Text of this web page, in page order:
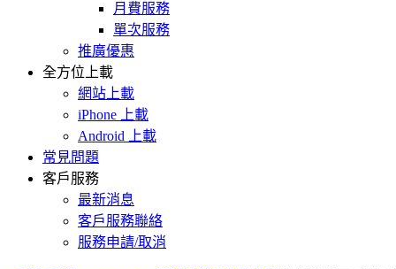
月費服務
單次服務
推廣優惠
全方位上載
網站上載
iPhone 上載
Android 上載
常見問題
客戶服務
最新消息
客戶服務聯絡
服務申請/取消